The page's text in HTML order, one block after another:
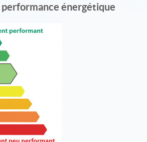
performance énergétique